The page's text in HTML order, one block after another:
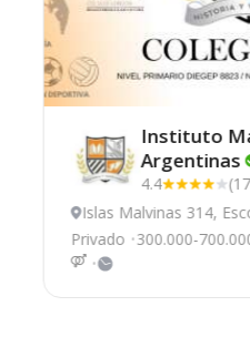
Instituto
Argentinas
4.4
Islas Malvinas 314,
Privado
300.000-